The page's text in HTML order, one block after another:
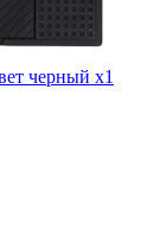
черный x1